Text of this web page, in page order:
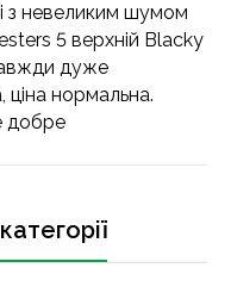
з невеликим шумом
5 верхній Blacky
дуже
ціна нормальна.
добре